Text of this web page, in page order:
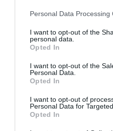
Personal Data Processing
I want to opt-out of the
personal data.
Opted In
I want to opt-out of the
Personal Data.
Opted In
I want to opt-out of
Personal Data for
Opted In
debate
Notícias de
Coro
CASTELO BRANCO
Branco associa-
comemorações...
17 DE MAIO, 2024